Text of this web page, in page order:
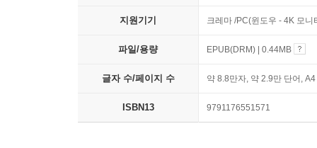
지원기기 크레마 /PC(윈도우 - 4K 모
파일/용량 EPUB(DRM) | 0.44MB
글자 수/페이지 수 약 8.8만자, 약 2.9만 단어,
ISBN13 9791176551571